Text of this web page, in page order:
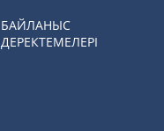
БАЙЛАНЫС
ДЕРЕКТЕМЕЛЕРІ